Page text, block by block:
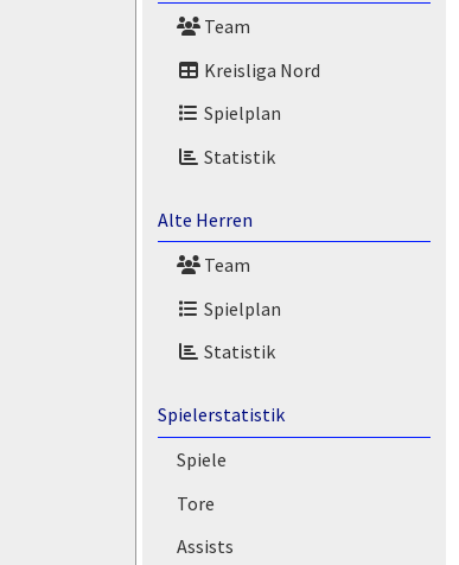
Team
Kreisliga Nord
Spielplan
Statistik
Alte Herren
Team
Spielplan
Statistik
Spielerstatistik
Spiele
Tore
Assists